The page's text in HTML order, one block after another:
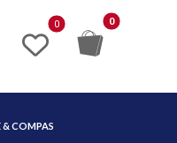
& COMPAS